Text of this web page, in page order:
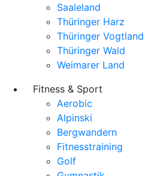
Saaleland
Thüringer Harz
Thüringer Vogtland
Thüringer Wald
Weimarer Land
Fitness & Sport
Aerobic
Alpinski
Bergwandern
Fitnesstraining
Golf